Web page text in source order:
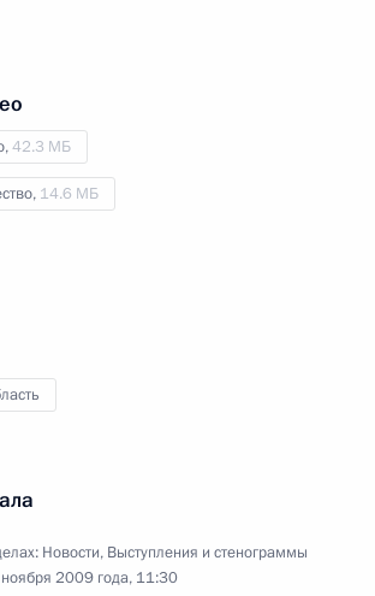
42.3 МБ
14.6 МБ
Новости, Выступления и стенограммы
2009 года, 11:30